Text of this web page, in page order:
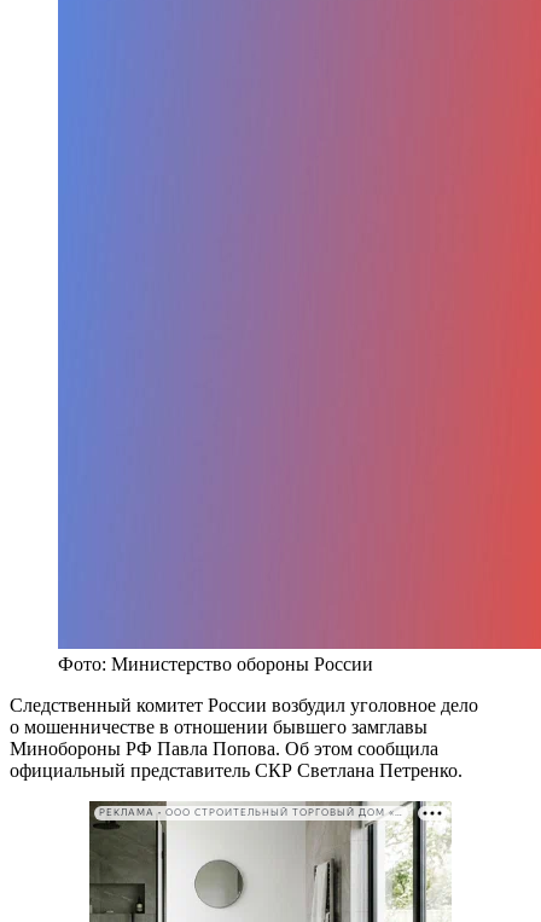
Фото: Министерство обороны России
Следственный комитет России возбудил уголовное дело
о мошенничестве в отношении бывшего замглавы
Минобороны РФ Павла Попова. Об этом сообщила
официальный представитель СКР Светлана Петренко.
РЕКЛАМА • ООО СТРОИТЕЛЬНЫЙ ТОРГОВЫЙ ДОМ «ПЕТРОВИЧ». ИНН: 7802348846